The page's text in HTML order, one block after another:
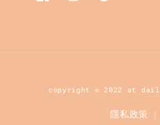
copyright © 2022 at
隱私政策 |